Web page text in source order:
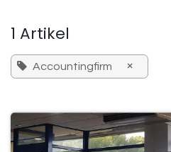
1 Artikel
Accountingfirm ×